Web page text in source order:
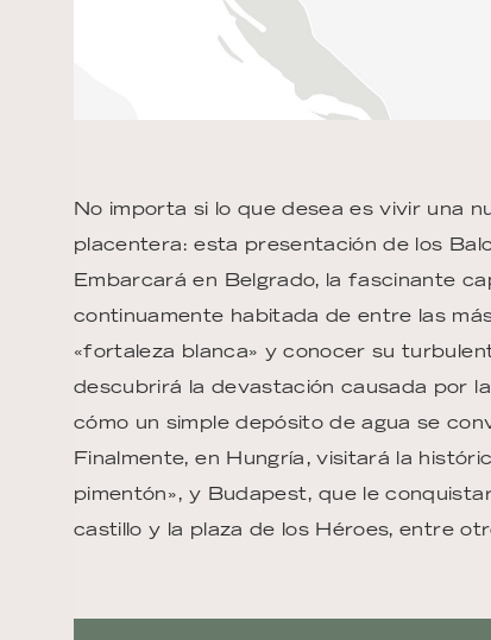
No importa si lo que desea es vivir una
placentera: esta presentación de los
Embarcará en Belgrado, la fascinante
continuamente habitada de entre las
«fortaleza blanca» y conocer su
descubrirá la devastación causada por
cómo un simple depósito de agua se
Finalmente, en Hungría, visitará la
pimentón», y Budapest, que le
castillo y la plaza de los Héroes, entre